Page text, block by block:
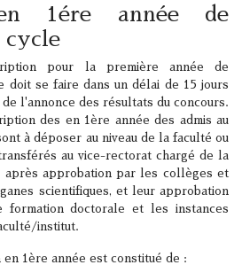
1ére année de
cycle
pour la première année de
doit se faire dans un délai de 15 jours
de l'annonce des résultats du concours.
des en 1ère année des admis au
à déposer au niveau de la faculté ou
au vice-rectorat chargé de la
après approbation par les collèges et
scientifiques, et leur approbation
formation doctorale et les instances
institut.
1ère année est constitué de :